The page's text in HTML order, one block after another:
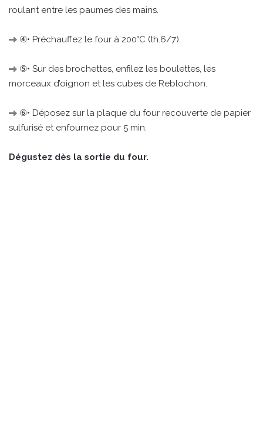
roulant entre les paumes des mains.
④• Préchauffez le four à 200°C (th.6/7).
⑤• Sur des brochettes, enfilez les boulettes, les
morceaux d’oignon et les cubes de Reblochon.
⑥• Déposez sur la plaque du four recouverte de papier
sulfurisé et enfournez pour 5 min.
Dégustez dès la sortie du four.